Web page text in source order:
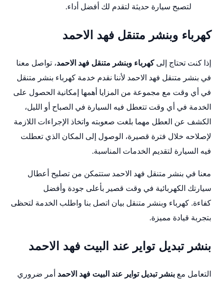
لتصبح سيارة حديثة لتقدم لك أفضل أداء.
كهرباء وبنشر متنقل فهد الاحمد
إذا كنت تحتاج إلىكهرباء وبنشر متنقل فهد الاحمد، تواصل معنا
في بنشر متنقل فهد الاحمد لأننا نقدم خدمة كهرباء بنشر متنقل
في أي وقت مع مجموعة من المزايا أهمها إمكانية الحصول على
الخدمة في أي وقت تتعطل فيه السيارة في الصباح أو الليل،
الكشف عن العطل مهما بلغت صعوبته واتخاذ الإجراءات اللازمة
لإصلاحه خلال فترة قصيرة، الوصول إلى المكان الذي تعطلت
فيه السيارة لتقديم الخدمات المناسبة.
معنا في بنشر متنقل فهد الاحمد ستتمكن من تصليح أعطال
سيارتك الكهربائية في وقت قصير بأعلى جودة وأفضل
كفاءة. كهرباء وبنشر متنقل بيان اتصل بنا واطلب الخدمة لتحظى
بتجربة قيادة مميزة.
بنشر تبديل تواير عند البيت فهد الاحمد
التعامل مع بنشر تبديل تواير عند البيت فهد الاحمد أمر ضروري